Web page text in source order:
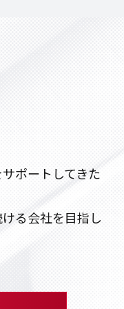
ポートしてきた
る会社を目指し